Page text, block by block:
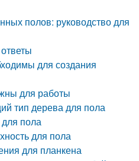
полов: руководство для
для создания
для работы
тип дерева для пола
пола
для пола
для планкена